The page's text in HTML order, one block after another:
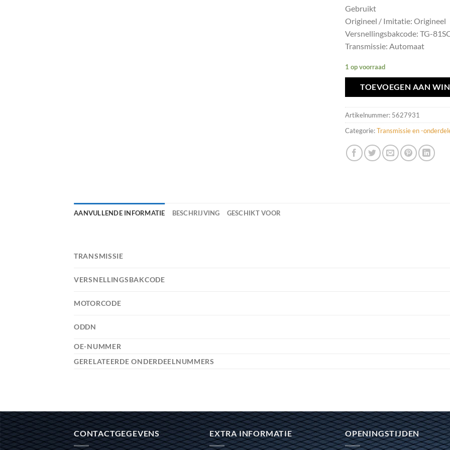
Gebruikt
Origineel / Imitatie: Origineel
Versnellingsbakcode: TG-
Transmissie: Automaat
1 op voorraad
TOEVOEGEN AAN
Artikelnummer: 5627931
Categorie:Transmissie en -
AANVULLENDE INFORMATIE BESCHRIJVING GESCHIKT VOOR
TRANSMISSIE
VERSNELLINGSBAKCODE
MOTORCODE
ODDN
OE-NUMMER
GERELATEERDE ONDERDEELNUMMERS
CONTACTGEGEVENS EXTRA INFORMATIE OPENINGSTIJDEN